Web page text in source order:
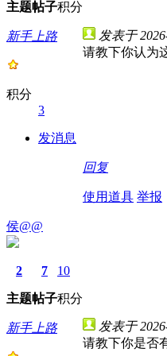
主题帖子积分
新手上路
积分
3
发消息
发表于
请教下你认为
回复
使用道具 举报
侯@@
2
主题
7
帖子
10
积分
新手上路 发表于
请教下你是否